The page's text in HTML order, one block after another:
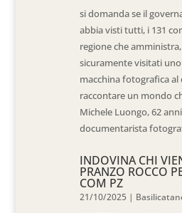
si domanda se il
abbia visti tutti, i 131
regione che
sicuramente visitati
macchina fotografica al
raccontare un mondo
Michele Luongo, 62
documentarista
INDOVINA CHI
PRANZO ROCCO
COM PZ
21/10/2025 |